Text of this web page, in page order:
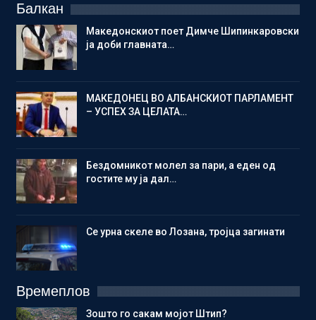
Балкан
Македонскиот поет Димче Шипинкаровски
ја доби главната…
МАКЕДОНЕЦ ВО АЛБАНСКИОТ ПАРЛАМЕНТ
– УСПЕХ ЗА ЦЕЛАТА…
Бездомникот молел за пари, а еден од
гостите му ја дал…
Се урна скеле во Лозана, тројца загинати
Времеплов
Зошто го сакам мојот Штип?